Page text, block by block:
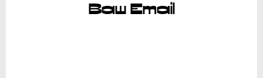
Ваш Email